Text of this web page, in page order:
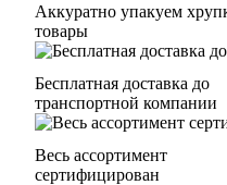
Аккуратно упакуем
товары
Бесплатная доставка до
транспортной компании
Весь ассортимент
сертифицирован